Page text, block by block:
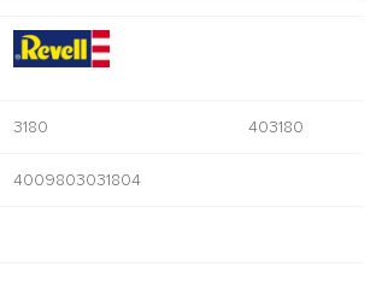
3180 403180
4009803031804